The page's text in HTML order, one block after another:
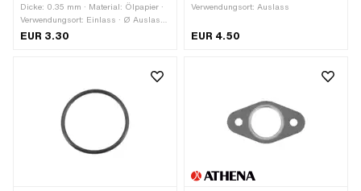
Dicke: 0.35 mm · Material: Ölpapier ·
Verwendungsort: Einlass · Ø Auslass
innen: 14.5 mm · Lochabstand
EUR 3.30
Verwendungsort: Auslass
EUR 4.50